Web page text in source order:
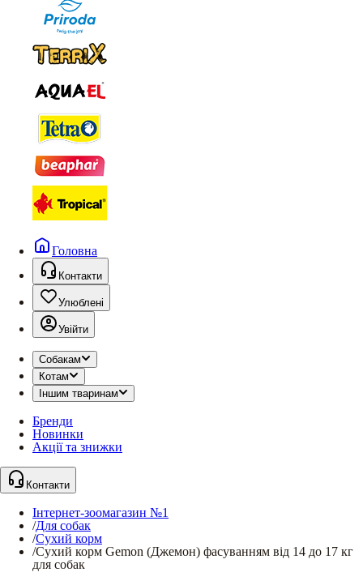
Головна
Контакти
Улюблені
Увійти
Собакам
Котам
Іншим тваринам
Бренди
Новинки
Акції та знижки
Контакти
Інтернет-зоомагазин №1
/Для собак
/Сухий корм
/Сухий корм Gemon (Джемон) фасуванням від 14 до 17 кг
для собак